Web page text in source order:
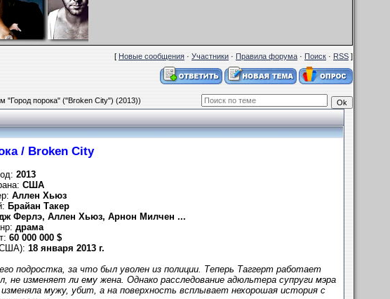
[Новые сообщения·Участники·Правила форума·Поиск·RSS]
"Город порока" ("Broken City") (2013))
/ Broken City
2013
США
Аллен Хьюз
Брайан Такер
Ферлэ, Аллен Хьюз, Арнон Милчен ...
драма
60 000 000 $
18 января 2013 г.
подростка, за что был уволен из полиции. Теперь Таггерт работает
изменяет ли ему жена. Однако расследование адюльтера супруги мэра
мужу, убит, а на поверхность всплывает нехорошая история с